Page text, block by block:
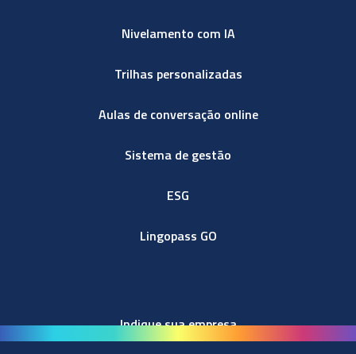
Nivelamento com IA
Trilhas personalizadas
Aulas de conversação online
Sistema de gestão
ESG
Lingopass GO
Indique sua empresa